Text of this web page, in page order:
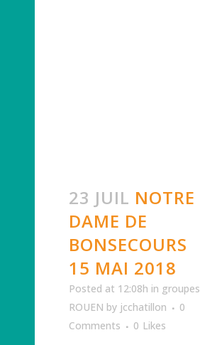
23 JUIL NOTRE
DAME DE
BONSECOURS
15 MAI 2018
Posted at 12:08h in groupes
ROUEN by jcchatillon
0
Comments
0 Likes